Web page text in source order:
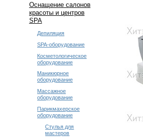
Оснащение салонов
красоты и центров
SPA
Депиляция
SPA-оборудование
Косметологическое
оборудование
Маникюрное
оборудование
Массажное
оборудование
Парикмахерское
оборудование
Стулья для
мастеров